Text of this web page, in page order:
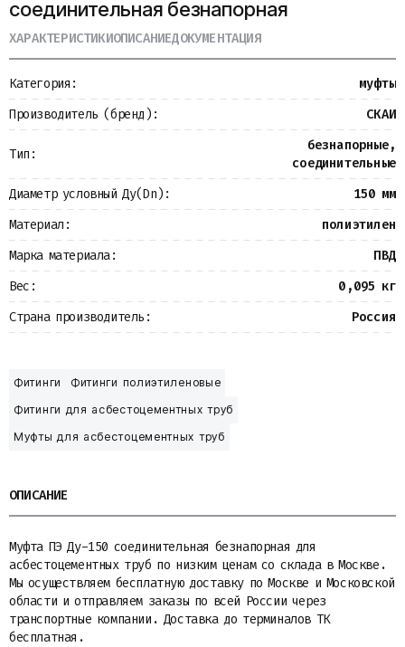
Металлопрокат
Измерительные приборы
Баки
Водомерные узлы
Запорная арматура
соединительная безнапорная
ХАРАКТЕРИСТИКИОПИСАНИЕДОКУМЕНТАЦИЯ
Категория:
муфты
Производитель (бренд):
СКАИ
Тип:
безнапорные,
соединительные
Диаметр условный Ду(Dn):
150 мм
Материал:
полиэтилен
Марка материала:
ПВД
Вес:
0,095 кг
Страна производитель:
Россия
Фитинги
Фитинги полиэтиленовые
Фитинги для асбестоцементных труб
Муфты для асбестоцементных труб
ОПИСАНИЕ
Муфта ПЭ Ду-150 соединительная безнапорная для
асбестоцементных труб по низким ценам со склада в Москве.
Мы осуществляем бесплатную доставку по Москве и Московской
области и отправляем заказы по всей России через
транспортные компании. Доставка до терминалов ТК
бесплатная.